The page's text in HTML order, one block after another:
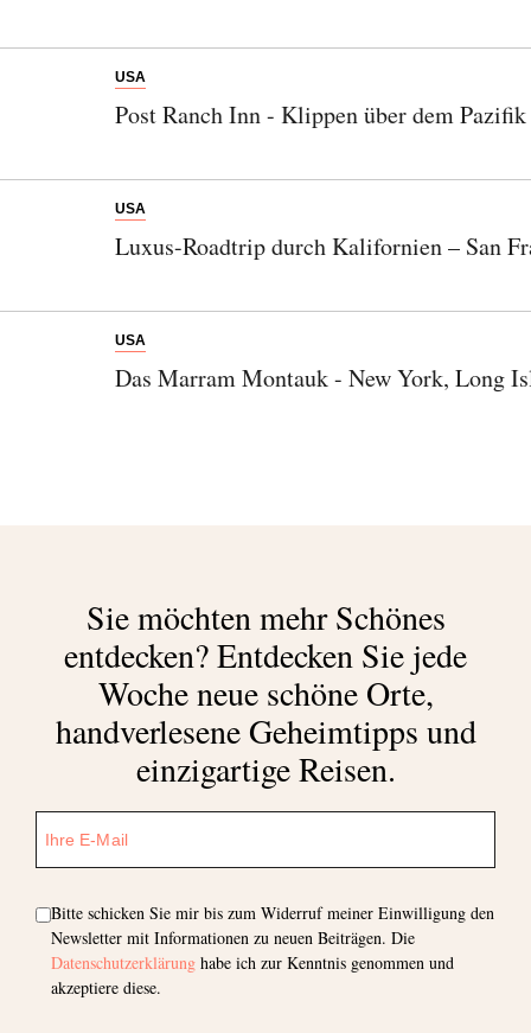
USA
Post Ranch Inn - Klippen über dem Pazifik
USA
Luxus-Roadtrip durch Kalifornien – San
USA
Das Marram Montauk - New York, Long
Sie möchten mehr Schönes
entdecken?Entdecken Sie jede
Woche neue schöne Orte,
handverlesene Geheimtipps und
einzigartige Reisen.
Bitte schicken Sie mir bis zum Widerruf meiner Einwilligung den
Newsletter mit Informationen zu neuen Beiträgen. Die
Datenschutzerklärung habe ich zur Kenntnis genommen und
akzeptiere diese.